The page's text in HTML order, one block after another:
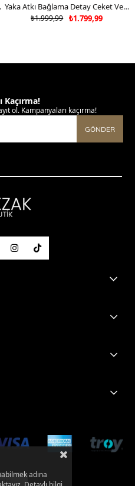
Siyah 2117
Yaka Atkı Bağlama Detay Ceket Ve Pantolonlu Double Kumaş İkili Takım Bej 2117
₺1.799,99
₺1.999,99
Kaçırma!
ol. Kampanyaları kaçırma!
GÖNDER
adına